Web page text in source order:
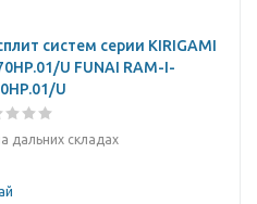
систем серии KIRIGAMI
U FUNAI RAM-I-
U
дальних складах